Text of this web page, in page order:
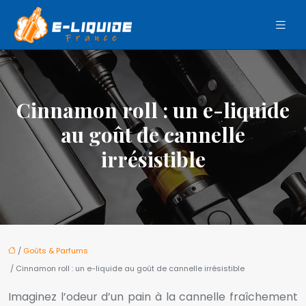
Cinnamon roll : un e-liquide
au goût de cannelle
irrésistible
/ Goûts & Parfums
/ Cinnamon roll : un e-liquide au goût de cannelle irrésistible
Imaginez l’odeur d’un pain à la cannelle fraîchement